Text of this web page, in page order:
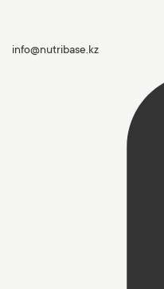
info@nutribase.kz